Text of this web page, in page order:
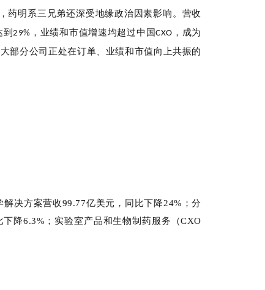
药明系三兄弟还深受地缘政治因素影响。营收
29% ，业绩和市值增速均超过中国CXO ，成为
部分公司正处在订单、业绩和市值向上共振的
决方案营收99.77亿美元，同比下降24%；分
降6.3%；实验室产品和生物制药服务（CXO